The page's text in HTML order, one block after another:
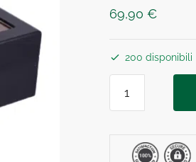
69,90 €
200 disponibili
PER